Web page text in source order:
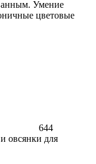
Умение
цветовые
644
овсянки для